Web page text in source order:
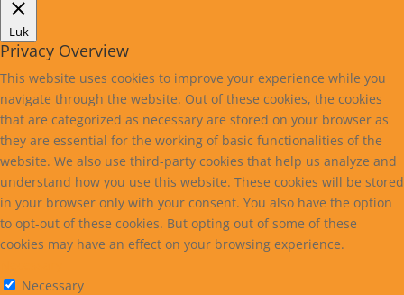
Luk
Privacy Overview
This website uses cookies to improve your experience while you
navigate through the website. Out of these cookies, the cookies
that are categorized as necessary are stored on your browser as
they are essential for the working of basic functionalities of the
website. We also use third-party cookies that help us analyze and
understand how you use this website. These cookies will be stored
in your browser only with your consent. You also have the option
to opt-out of these cookies. But opting out of some of these
cookies may have an effect on your browsing experience.
Necessary